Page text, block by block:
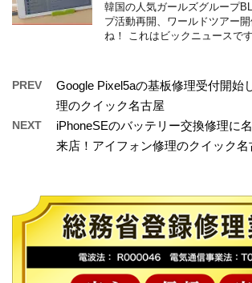
韓国の人気ガールズグループ
プ活動再開、ワールドツアー
ね！ これはビックニュースで
PREV
Google Pixel5aの基板修理受付開始
理のクイック名古屋
NEXT
iPhoneSEのバッテリー交換修理に
来店！アイフォン修理のクイック名